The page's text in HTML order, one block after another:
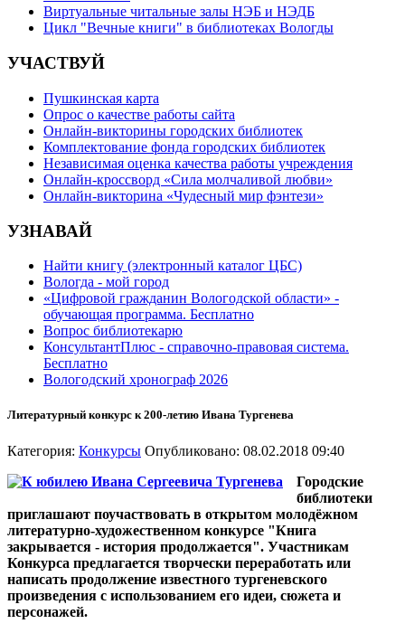
Виртуальные читальные залы НЭБ и НЭДБ
Цикл "Вечные книги" в библиотеках Вологды
УЧАСТВУЙ
Пушкинская карта
Опрос о качестве работы сайта
Онлайн-викторины городских библиотек
Комплектование фонда городских библиотек
Независимая оценка качества работы учреждения
Онлайн-кроссворд «Сила молчаливой любви»
Онлайн-викторина «Чудесный мир фэнтези»
УЗНАВАЙ
Найти книгу (электронный каталог ЦБС)
Вологда - мой город
«Цифровой гражданин Вологодской области» -
обучающая программа. Бесплатно
Вопрос библиотекарю
КонсультантПлюс - справочно-правовая система.
Бесплатно
Вологодский хронограф 2026
Литературный конкурс к 200-летию Ивана Тургенева
Категория: Конкурсы Опубликовано: 08.02.2018 09:40
Городские
библиотеки
приглашают поучаствовать в открытом молодёжном
литературно-художественном конкурсе "Книга
закрывается - история продолжается". Участникам
Конкурса предлагается творчески переработать или
написать продолжение известного тургеневского
произведения с использованием его идеи, сюжета и
персонажей.